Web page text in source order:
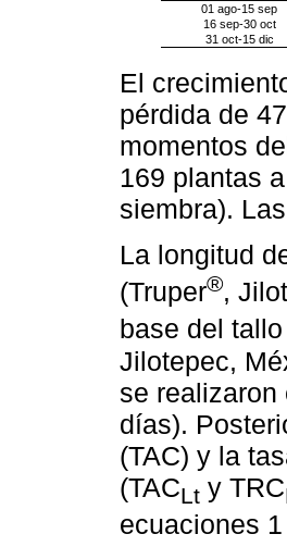
01 ago-15 sep
16 sep-30 oct
31 oct-15 dic
El
pérdida de
momentos
169 plantas
siembra).
La longitud
(Truper®,
base del
Jilotepec,
se realizaron
días).
(TAC) y la
(TACLt y TRC
ecuaciones